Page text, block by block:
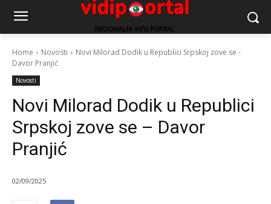
Home Novosti
Novi Milorad Dodik u Republici Srpskoj zove se -
Davor Pranjić
Novosti
Novi Milorad Dodik u Republici
Srpskoj zove se – Davor
Pranjić
02/09/2025